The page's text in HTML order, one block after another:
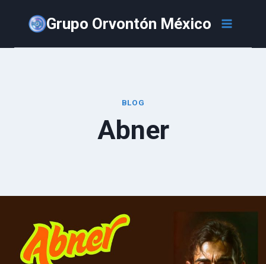
contenido
Grupo Orvontón México
BLOG
Abner